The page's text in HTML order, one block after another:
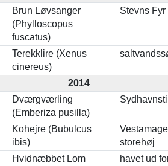
Brun Løvsanger
(Phylloscopus
fuscatus)
Stevns Fyr
Terekklire (Xenus
cinereus)
2014
Dværgværling
(Emberiza pusilla)
Kohejre (Bubulcus
ibis)
storehøj
Hvidnæbbet Lom
havet ud